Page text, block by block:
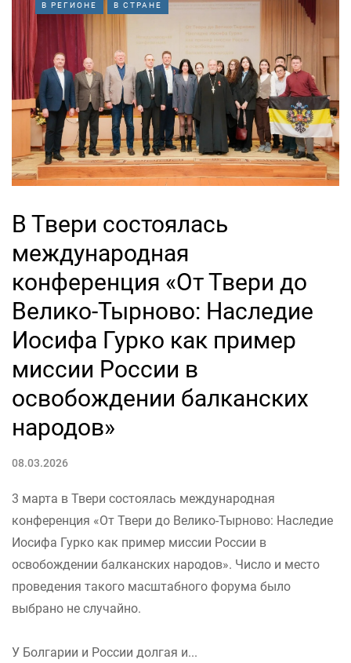
В РЕГИОНЕ В СТРАНЕ
В Твери состоялась
международная
конференция «От Твери до
Велико-Тырново: Наследие
Иосифа Гурко как пример
миссии России в
освобождении балканских
народов»
08.03.2026
3 марта в Твери состоялась международная
конференция «От Твери до Велико-Тырново: Наследие
Иосифа Гурко как пример миссии России в
освобождении балканских народов». Число и место
проведения такого масштабного форума было
выбрано не случайно.
У Болгарии и России долгая и...